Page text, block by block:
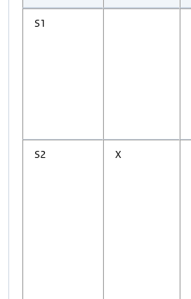
S1
S2 X